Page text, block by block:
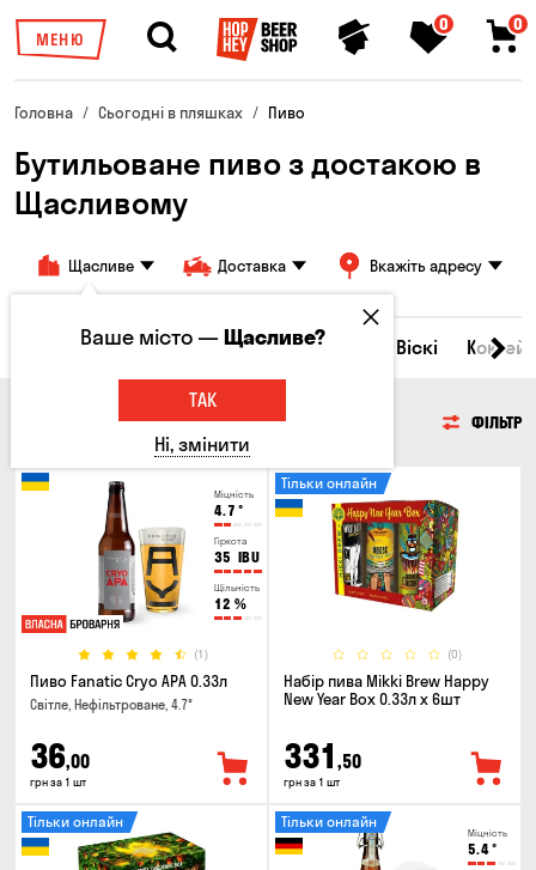
МЕНЮ
0 0
Головна Сьогодні в пляшках Пиво
Бутильоване пиво з достакою в
Щасливому
Щасливе Доставка Вкажіть адресу
Всі товари Пиво Сидр Віскі
ФІЛЬТР
Міцність
4.7 °
Гіркота
35 IBU
Щільність
12 %
(1)
Пиво Fanatic Cryo APA 0.33л
Світле, Нефільтроване, 4.7°
36,00
грн за 1 шт
(0)
Тільки онлайн
Набір пива Mikki Brew Happy
New Year Box 0.33л x 6шт
331 ,50
грн за 1 шт
Тільки онлайн
Міцність
5.4°
Тільки онлайн
Ваше місто —Щасливе?
ТАК
Ні, змінити